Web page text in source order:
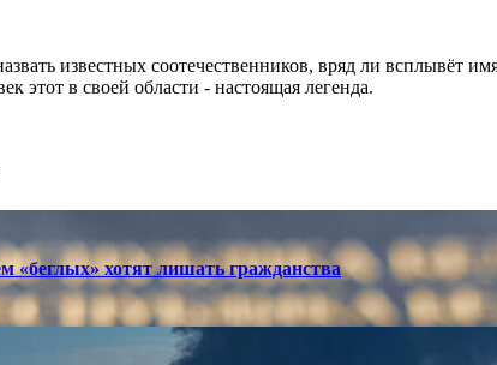
известных соотечественников, вряд ли
этот в своей области - настоящая легенда.
«беглых» хотят лишать гражданства